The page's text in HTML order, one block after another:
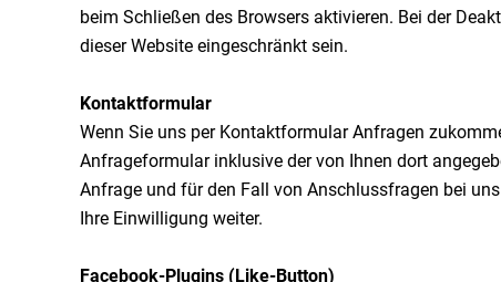
beim Schließen des Browsers aktivieren. Bei der
dieser Website eingeschränkt sein.
Kontaktformular
Wenn Sie uns per Kontaktformular Anfragen
Anfrageformular inklusive der von Ihnen dort
Anfrage und für den Fall von Anschlussfragen bei
Ihre Einwilligung weiter.
Facebook-Plugins (Like-Button)